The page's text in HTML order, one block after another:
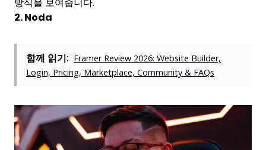
2. Noda
함께 읽기: Framer Review 2026: Website Builder,
Login, Pricing, Marketplace, Community & FAQs